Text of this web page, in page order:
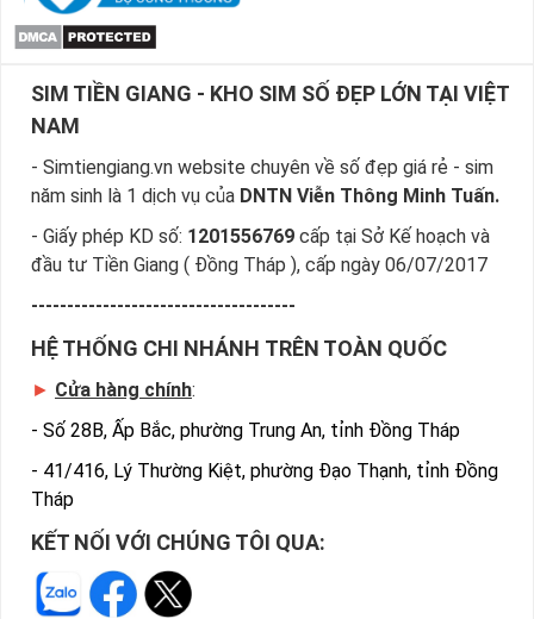
SIM TIỀN GIANG - KHO SIM SỐ ĐẸP LỚN TẠI VIỆT
NAM
- Simtiengiang.vn website chuyên về số đẹp giá rẻ - sim
năm sinh là 1 dịch vụ của DNTN Viễn Thông Minh Tuấn.
- Giấy phép KD số: 1201556769 cấp tại Sở Kế hoạch và
đầu tư Tiền Giang ( Đồng Tháp ), cấp ngày 06/07/2017
-------------------------------------
HỆ THỐNG CHI NHÁNH TRÊN TOÀN QUỐC
► Cửa hàng chính:
- Số 28B, Ấp Bắc, phường Trung An, tỉnh Đồng Tháp
- 41/416, Lý Thường Kiệt, phường Đạo Thạnh, tỉnh Đồng
Tháp
KẾT NỐI VỚI CHÚNG TÔI QUA: